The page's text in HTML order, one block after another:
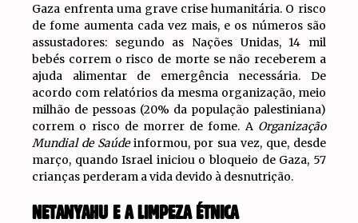
Gaza enfrenta uma grave crise humanitária. O risco
de fome aumenta cada vez mais, e os números são
assustadores: segundo as Nações Unidas, 14 mil
bebés correm o risco de morte se não receberem a
ajuda alimentar de emergência necessária. De
acordo com relatórios da mesma organização, meio
milhão de pessoas (20% da população palestiniana)
correm o risco de morrer de fome. A Organização
Mundial de Saúdeinformou, por sua vez, que, desde
março, quando Israel iniciou o bloqueio de Gaza, 57
crianças perderam a vida devido à desnutrição.
NETANYAHU E A LIMPEZA ÉTNICA